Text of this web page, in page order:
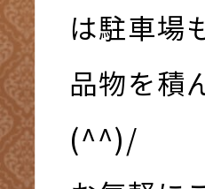
は駐車場
品物を積
(^^)/